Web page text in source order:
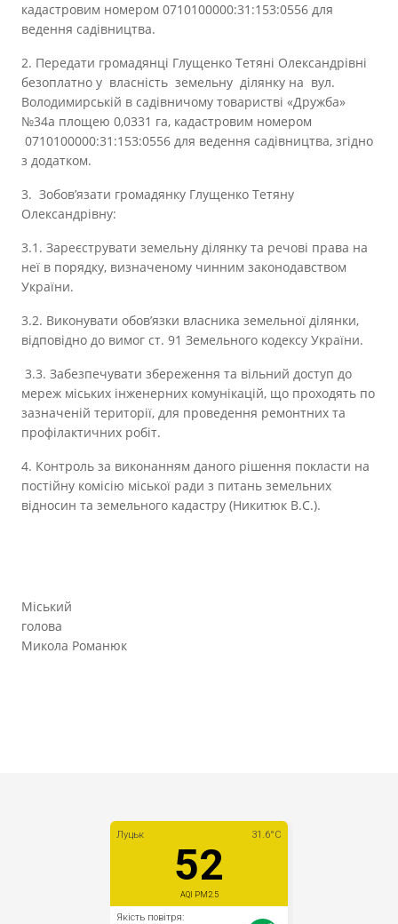
кадастровим номером 0710100000:31:153:0556 для
ведення садівництва.
2. Передати громадянці Глущенко Тетяні Олександрівні
безоплатно у власність земельну ділянку на вул.
Володимирській в садівничому товаристві «Дружба»
№34а площею 0,0331 га, кадастровим номером
0710100000:31:153:0556 для ведення садівництва, згідно
з додатком.
3. Зобов’язати громадянку Глущенко Тетяну
Олександрівну:
3.1. Зареєструвати земельну ділянку та речові права на
неї в порядку, визначеному чинним законодавством
України.
3.2. Виконувати обов’язки власника земельної ділянки,
відповідно до вимог ст. 91 Земельного кодексу України.
3.3. Забезпечувати збереження та вільний доступ до
мереж міських інженерних комунікацій, що проходять по
зазначеній території, для проведення ремонтних та
профілактичних робіт.
4. Контроль за виконанням даного рішення покласти на
постійну комісію міської ради з питань земельних
відносин та земельного кадастру (Никитюк В.С.).
Міський
голова
Микола Романюк